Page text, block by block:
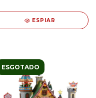
ESPIAR
ESGOTADO